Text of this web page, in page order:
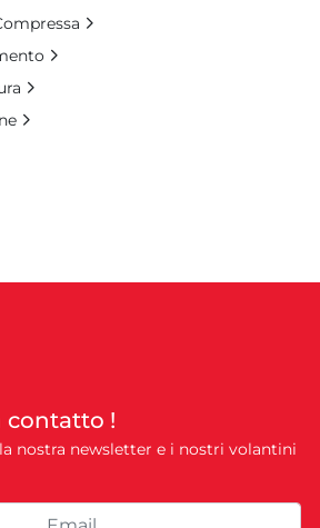
contatto !
nostra newsletter e i nostri volantini